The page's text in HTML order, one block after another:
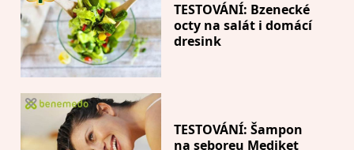
TESTOVÁNÍ: Bzenecké
octy na salát i domácí
dresink
TESTOVÁNÍ: Šampon
na seboreu Mediket